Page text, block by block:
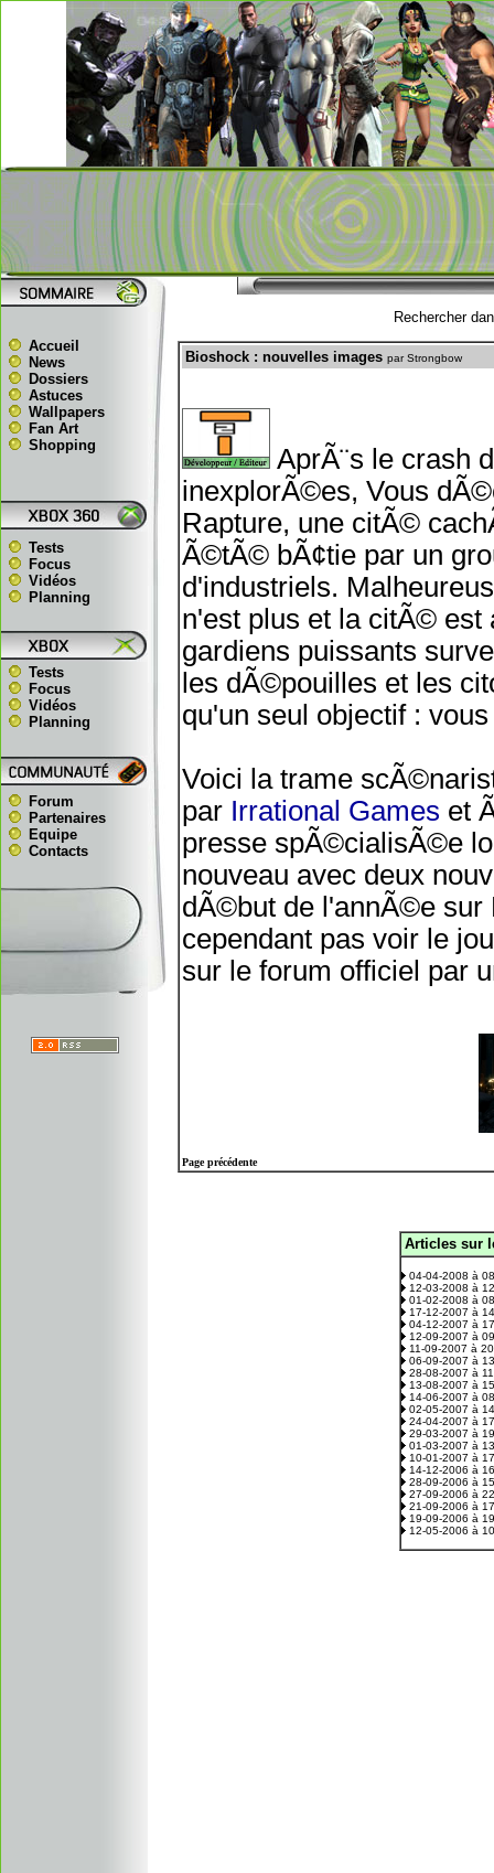
Accueil
News
Dossiers
Astuces
Wallpapers
Fan Art
Shopping
Tests
Focus
Vidéos
Planning
Tests
Focus
Vidéos
Planning
Forum
Partenaires
Equipe
Contacts
Rechercher
Bioshock : nouvelles images par Strongbow
AprÃ¨s le crash
inexplorÃ©es, Vous
Rapture, une citÃ©
Ã©tÃ© bÃ¢tie par un
d'industriels.
n'est plus et la citÃ© est
gardiens puissants
les dÃ©pouilles et les
qu'un seul objectif :
Voici la trame
par Irrational Games et
presse spÃ©cialisÃ©e
nouveau avec deux
dÃ©but de l'annÃ©e sur
cependant pas voir le
sur le forum officiel par
Page précédente
Articles sur
04-04-2008 à
12-03-2008 à
01-02-2008 à
17-12-2007 à
04-12-2007 à
12-09-2007 à
11-09-2007 à
06-09-2007 à
28-08-2007 à
13-08-2007 à
14-06-2007 à
02-05-2007 à
24-04-2007 à
29-03-2007 à
01-03-2007 à
10-01-2007 à
14-12-2006 à
28-09-2006 à
27-09-2006 à
21-09-2006 à
19-09-2006 à
12-05-2006 à